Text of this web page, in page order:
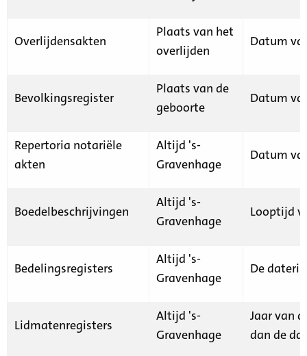
Overlijdensakten
Plaats van het
overlijden
Datum
Bevolkingsregister
Plaats van de
geboorte
Datum
Repertoria notariële
akten
Altijd 's-
Gravenhage
Datum
Boedelbeschrijvingen
Altijd 's-
Gravenhage
Looptijd
Bedelingsregisters
Altijd 's-
Gravenhage
De
Lidmatenregisters
Altijd 's-
Gravenhage
Jaar van
dan de